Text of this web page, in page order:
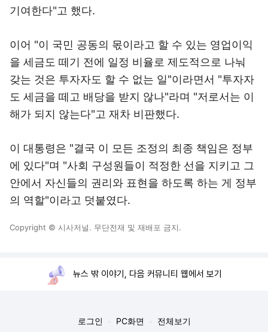
기여한다"고 했다.
이어 "이 국민 공동의 몫이라고 할 수 있는 영업이익
을 세금도 떼기 전에 일정 비율로 제도적으로 나눠
갖는 것은 투자자도 할 수 없는 일"이라면서 "투자자
도 세금을 떼고 배당을 받지 않나"라며 "저로서는 이
해가 되지 않는다"고 재차 비판했다.
이 대통령은 "결국 이 모든 조정의 최종 책임은 정부
에 있다"며 "사회 구성원들이 적정한 선을 지키고 그
안에서 자신들의 권리와 표현을 하도록 하는 게 정부
의 역할"이라고 덧붙였다.
Copyright © 시사저널. 무단전재 및 재배포 금지.
뉴스 밖 이야기, 다음 커뮤니티 웹에서 보기
로그인 PC화면 전체보기